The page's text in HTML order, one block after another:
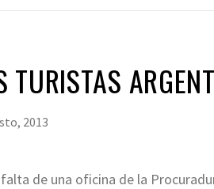
TURISTAS
2013
de una oficina de la